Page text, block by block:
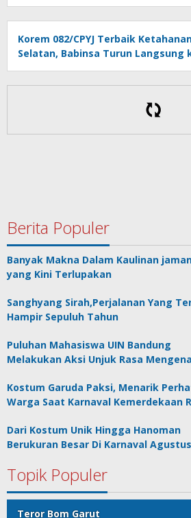
Korem 082/CPYJ Terbaik
Selatan, Babinsa Turun Langsung
Berita Populer
Banyak Makna Dalam Kaulinan
yang Kini Terlupakan
Sanghyang Sirah,Perjalanan Yang
Hampir Sepuluh Tahun
Puluhan Mahasiswa UIN Bandung
Melakukan Aksi Unjuk Rasa
Kostum Garuda Paksi, Menarik
Warga Saat Karnaval Kemerdekaan
Dari Kostum Unik Hingga Hanoman
Berukuran Besar Di Karnaval
Topik Populer
Teror Bom Garut